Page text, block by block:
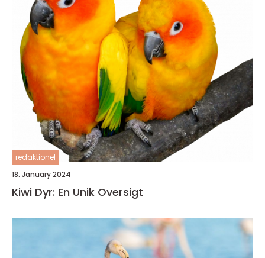
redaktionel
18. January 2024
Kiwi Dyr: En Unik Oversigt